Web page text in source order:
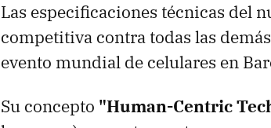
Las especificaciones técnicas del
competitiva contra todas las
evento mundial de celulares en
Su concepto "Human-Centric